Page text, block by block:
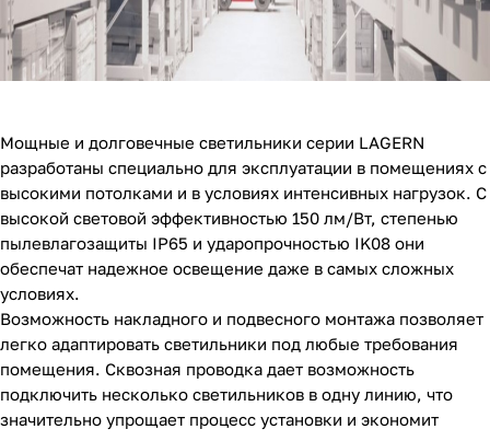
Мощные и долговечные светильники серии LAGERN
разработаны специально для эксплуатации в помещениях с
высокими потолками и в условиях интенсивных нагрузок. С
высокой световой эффективностью 150 лм/Вт, степенью
пылевлагозащиты IP65 и ударопрочностью IK08 они
обеспечат надежное освещение даже в самых сложных
условиях.
Возможность накладного и подвесного монтажа позволяет
легко адаптировать светильники под любые требования
помещения. Сквозная проводка дает возможность
подключить несколько светильников в одну линию, что
значительно упрощает процесс установки и экономит